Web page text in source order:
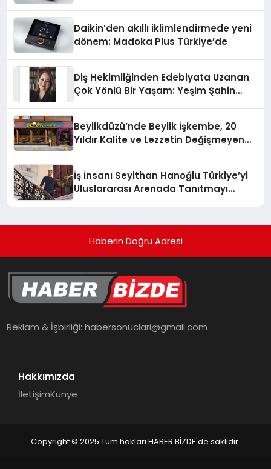
Daikin’den akıllı iklimlendirmede yeni
dönem: Madoka Plus Türkiye’de
Diş Hekimliğinden Edebiyata Uzanan
Çok Yönlü Bir Yaşam: Yeşim Şahin
Beylikdüzü’nde Beylik İşkembe, 20
Yıldır Kalite ve Lezzetin Değişmeyen
İş İnsanı Seyithan Hanoğlu Türkiye’yi
Uluslararası Arenada Tanıtmayı
Haberin Doğru Adresi
Reklam & İşbirliği:habersonuclari@gmail.com
Hakkımızda
İletişimKünye
Copyright © 2025 Tüm hakları HABER BİZDE'de saklıdır.